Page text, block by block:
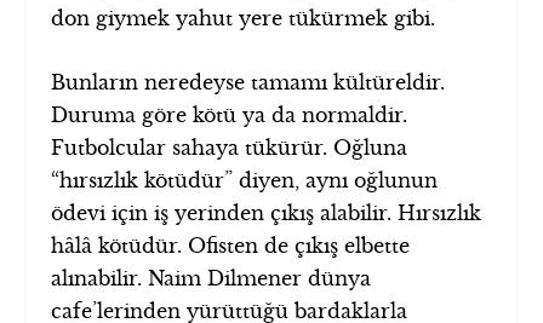
don giymek yahut yere tükürmek gibi.
Bunların neredeyse tamamı kültüreldir.
Duruma göre kötü ya da normaldir.
Futbolcular sahaya tükürür. Oğluna
“hırsızlık kötüdür” diyen, aynı oğlunun
ödevi için iş yerinden çıkış alabilir. Hırsızlık
hâlâ kötüdür. Ofisten de çıkış elbette
alınabilir. Naim Dilmener dünya
cafe’lerinden yürüttüğü bardaklarla